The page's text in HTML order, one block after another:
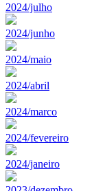
2024/julho
2024/junho
2024/maio
2024/abril
2024/marco
2024/fevereiro
2024/janeiro